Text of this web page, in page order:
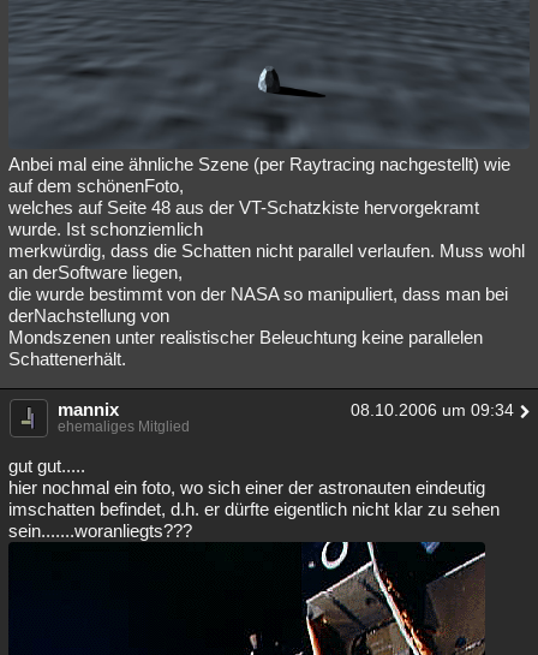
Besucht Teilgenommen Alle Neue Geschlossen
Lesenswert Schlüsselwörter
Anbei mal eine ähnliche Szene (per Raytracing nachgestellt) wie
auf dem schönenFoto,
welches auf Seite 48 aus der VT-Schatzkiste hervorgekramt
wurde. Ist schonziemlich
merkwürdig, dass die Schatten nicht parallel verlaufen. Muss wohl
an derSoftware liegen,
die wurde bestimmt von der NASA so manipuliert, dass man bei
derNachstellung von
Mondszenen unter realistischer Beleuchtung keine parallelen
Schattenerhält.
mannix 08.10.2006 um 09:34
ehemaliges Mitglied
gut gut.....
hier nochmal ein foto, wo sich einer der astronauten eindeutig
imschatten befindet, d.h. er dürfte eigentlich nicht klar zu sehen
sein.......woranliegts???